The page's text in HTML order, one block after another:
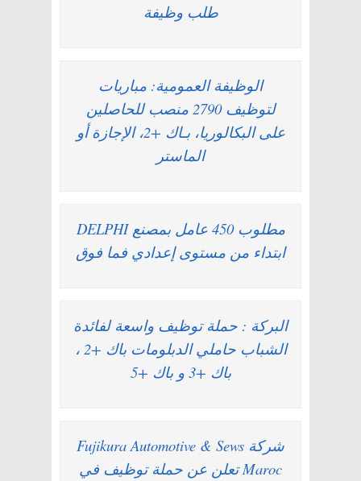
طلب وظيفة
الوظيفة العمومية: مباريات
لتوظيف 2790 منصب للحاصلين
على البكالوريا، بـاك +2، الإجازة أو
الماستر
مطلوب 450 عامل بمصنع DELPHI
ابتداء من مستوى إعدادي فما فوق
البركة : حملة توظيف واسعة لفائدة
الشباب حاملي الدبلومات باك +2 ،
باك +3 و باك +5
شركة Fujikura Automotive & Sews
Maroc تعلن عن حملة توظيف في